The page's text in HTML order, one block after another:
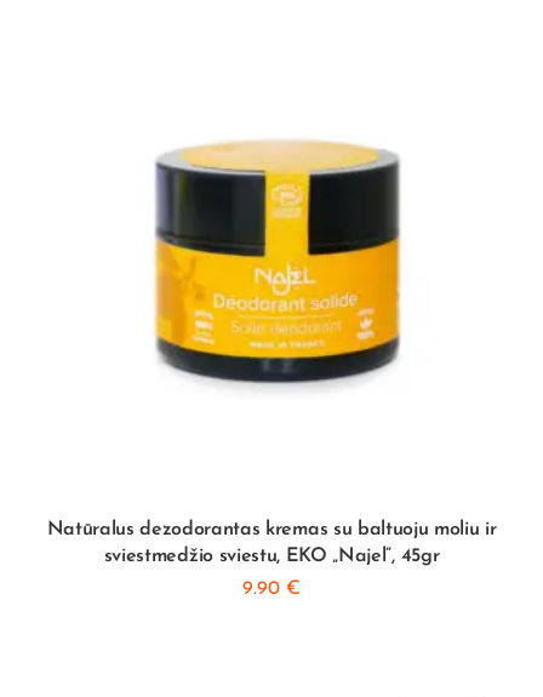
Natūralus dezodorantas kremas su baltuoju moliu ir
sviestmedžio sviestu, EKO „Najel”, 45gr
9.90 €